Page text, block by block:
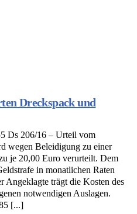
Dreckspack und
Ds 206/16 – Urteil vom
wegen Beleidigung zu einer
je 20,00 Euro verurteilt. Dem
in monatlichen Raten
Angeklagte trägt die Kosten des
notwendigen Auslagen.
[...]